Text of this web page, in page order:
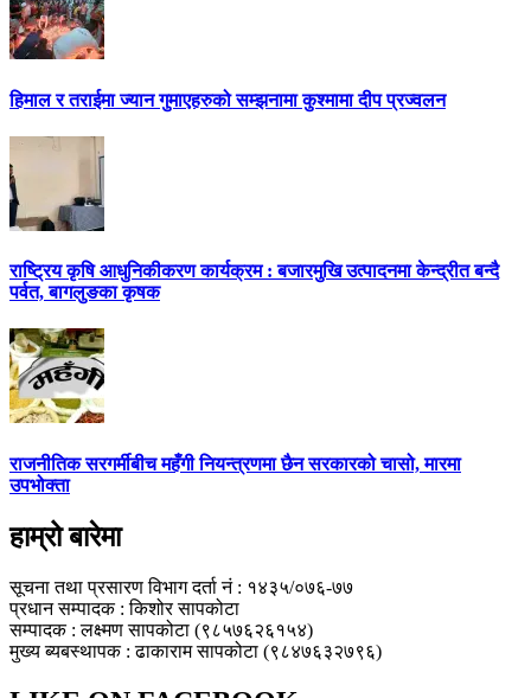
हिमाल र तराईमा ज्यान गुमाएहरुको सम्झनामा कुश्मामा दीप प्रज्वलन
राष्ट्रिय कृषि आधुनिकीकरण कार्यक्रम : बजारमुखि उत्पादनमा केन्द्रीत बन्दै
पर्वत, बागलुङका कृषक
राजनीतिक सरगर्मीबीच महँगी नियन्त्रणमा छैन सरकारको चासो, मारमा
उपभोक्ता
हाम्रो बारेमा
सूचना तथा प्रसारण विभाग दर्ता नं : १४३५/०७६-७७
प्रधान सम्पादक : किशोर सापकोटा
सम्पादक : लक्ष्मण सापकोटा (९८५७६२६१५४)
मुख्य ब्यबस्थापक : ढाकाराम सापकोटा (९८४७६३२७९६)